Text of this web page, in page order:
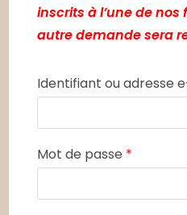
inscrits à l’une de
autre demande sera
Identifiant ou adresse
Mot de passe *